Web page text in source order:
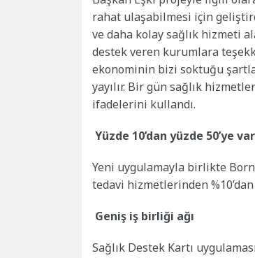
rahat ulaşabilmesi için
ve daha kolay sağlık hizmeti
destek veren kurumlara
ekonominin bizi soktuğu
yayılır. Bir gün sağlık
ifadelerini kullandı.
Yüzde 10’dan yüzde 50’ye
Yeni uygulamayla birlikte
tedavi hizmetlerinden
Geniş iş birliği ağı
Sağlık Destek Kartı